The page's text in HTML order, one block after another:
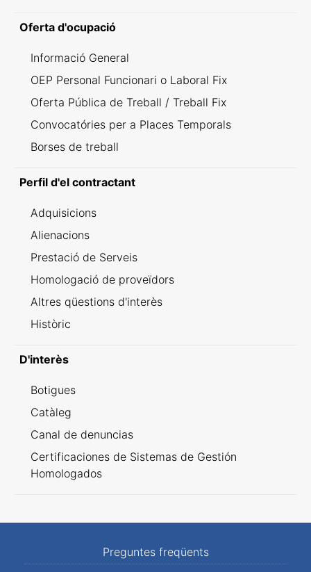
Oferta d'ocupació
Informació General
OEP Personal Funcionari o Laboral Fix
Oferta Pública de Treball / Treball Fix
Convocatóries per a Places Temporals
Borses de treball
Perfil d'el contractant
Adquisicions
Alienacions
Prestació de Serveis
Homologació de proveïdors
Altres qüestions d'interès
Històric
D'interès
Botigues
Catàleg
Canal de denuncias
Certificaciones de Sistemas de Gestión
Homologados
Preguntes freqüents